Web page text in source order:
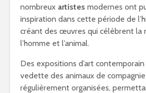
nombreux artistes modernes ont
inspiration dans cette période de
créant des œuvres qui célèbrent la
l’homme et l’animal.
Des expositions d’art
vedette des animaux de
régulièrement organisées,